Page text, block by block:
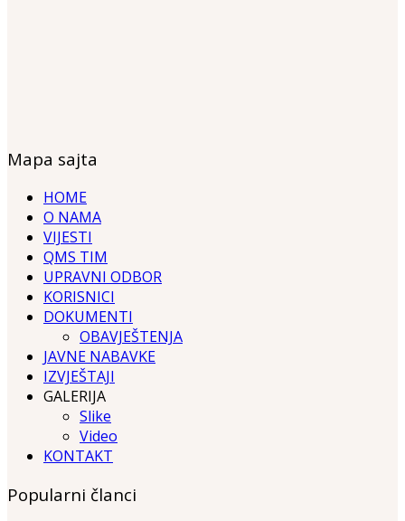
Mapa sajta
HOME
O NAMA
VIJESTI
QMS TIM
UPRAVNI ODBOR
KORISNICI
DOKUMENTI
OBAVJEŠTENJA
JAVNE NABAVKE
IZVJEŠTAJI
GALERIJA
Slike
Video
KONTAKT
Popularni članci